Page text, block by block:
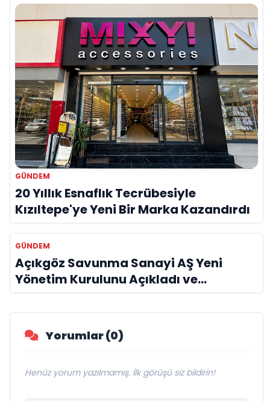
GÜNDEM
20 Yıllık Esnaflık Tecrübesiyle
Kızıltepe'ye Yeni Bir Marka Kazandırdı
GÜNDEM
Açıkgöz Savunma Sanayi AŞ Yeni
Yönetim Kurulunu Açıkladı ve
Savunma Sanayinde Küresel Vizyon
Vurgusu
Yorumlar (0)
Henüz yorum yazılmamış. İlk görüşü siz bildirin!